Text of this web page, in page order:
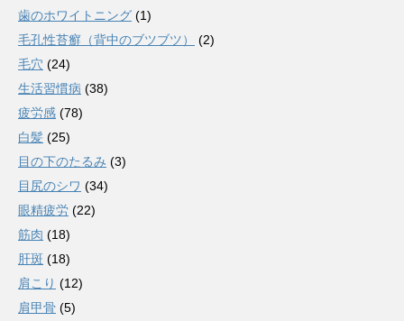
歯のホワイトニング (1)
毛孔性苔癬（背中のブツブツ）
(2)
毛穴 (24)
生活習慣病 (38)
疲労感 (78)
白髪 (25)
目の下のたるみ (3)
目尻のシワ (34)
眼精疲労 (22)
筋肉 (18)
肝斑 (18)
肩こり (12)
肩甲骨 (5)